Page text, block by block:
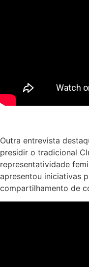
Outra entrevista
presidir o tradicional
representatividade
apresentou iniciativas
compartilhamento de